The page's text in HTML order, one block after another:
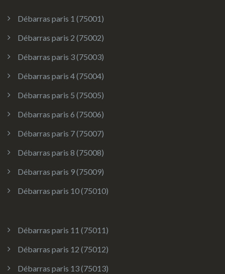
Débarras paris 1 (75001)
Débarras paris 2 (75002)
Débarras paris 3 (75003)
Débarras paris 4 (75004)
Débarras paris 5 (75005)
Débarras paris 6 (75006)
Débarras paris 7 (75007)
Débarras paris 8 (75008)
Débarras paris 9 (75009)
Débarras paris 10 (75010)
Débarras paris 11 (75011)
Débarras paris 12 (75012)
Débarras paris 13 (75013)